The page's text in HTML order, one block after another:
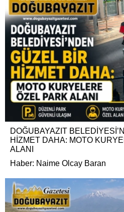
DOĞUBAYAZIT
HİZMET DAHA: MOTO
ALANI
Haber: Naime Olcay Baran